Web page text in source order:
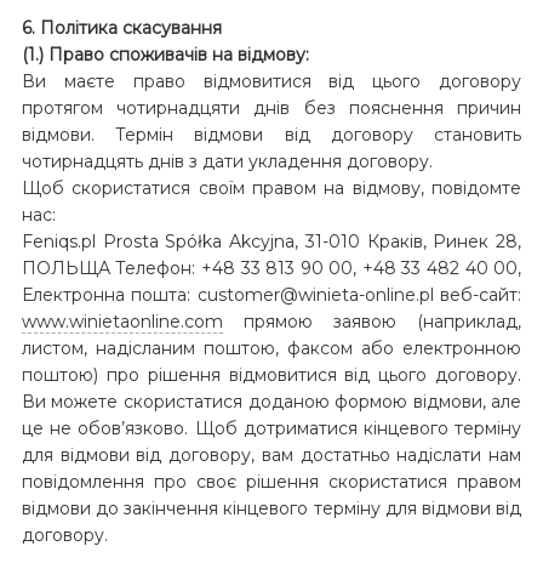
6. Політика скасування
(1.) Право споживачів на відмову:
Ви маєте право відмовитися від цього договору
протягом чотирнадцяти днів без пояснення причин
відмови. Термін відмови від договору становить
чотирнадцять днів з дати укладення договору.
Щоб скористатися своїм правом на відмову, повідомте
нас:
Feniqs.pl Prosta Spółka Akcyjna, 31-010 Краків, Ринек 28,
ПОЛЬЩА Телефон: +48 33 813 90 00, +48 33 482 40 00,
Електронна пошта: customer@winieta-online.pl веб-сайт:
www.winietaonline.com прямою заявою (наприклад,
листом, надісланим поштою, факсом або електронною
поштою) про рішення відмовитися від цього договору.
Ви можете скористатися доданою формою відмови, але
це не обов’язково. Щоб дотриматися кінцевого терміну
для відмови від договору, вам достатньо надіслати нам
повідомлення про своє рішення скористатися правом
відмови до закінчення кінцевого терміну для відмови від
договору.